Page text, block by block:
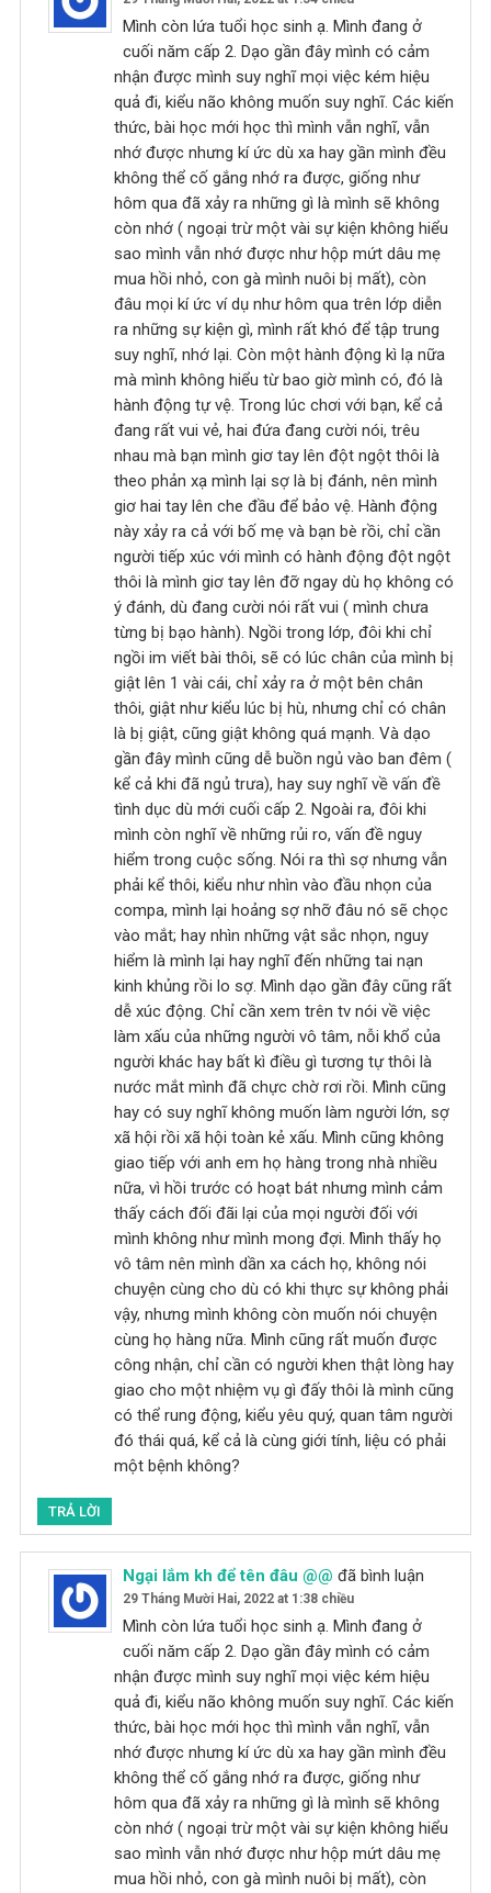
Mình còn lứa tuổi học sinh ạ. Mình đang ở
cuối năm cấp 2. Dạo gần đây mình có cảm
nhận được mình suy nghĩ mọi việc kém hiệu
quả đi, kiểu não không muốn suy nghĩ. Các kiến
thức, bài học mới học thì mình vẫn nghĩ, vẫn
nhớ được nhưng kí ức dù xa hay gần mình đều
không thể cố gắng nhớ ra được, giống như
hôm qua đã xảy ra những gì là mình sẽ không
còn nhớ ( ngoại trừ một vài sự kiện không hiểu
sao mình vẫn nhớ được như hộp mứt dâu mẹ
mua hồi nhỏ, con gà mình nuôi bị mất), còn
đâu mọi kí ức ví dụ như hôm qua trên lớp diễn
ra những sự kiện gì, mình rất khó để tập trung
suy nghĩ, nhớ lại. Còn một hành động kì lạ nữa
mà mình không hiểu từ bao giờ mình có, đó là
hành động tự vệ. Trong lúc chơi với bạn, kể cả
đang rất vui vẻ, hai đứa đang cười nói, trêu
nhau mà bạn mình giơ tay lên đột ngột thôi là
theo phản xạ mình lại sợ là bị đánh, nên mình
giơ hai tay lên che đầu để bảo vệ. Hành động
này xảy ra cả với bố mẹ và bạn bè rồi, chỉ cần
người tiếp xúc với mình có hành động đột ngột
thôi là mình giơ tay lên đỡ ngay dù họ không có
ý đánh, dù đang cười nói rất vui ( mình chưa
từng bị bạo hành). Ngồi trong lớp, đôi khi chỉ
ngồi im viết bài thôi, sẽ có lúc chân của mình bị
giật lên 1 vài cái, chỉ xảy ra ở một bên chân
thôi, giật như kiểu lúc bị hù, nhưng chỉ có chân
là bị giật, cũng giật không quá mạnh. Và dạo
gần đây mình cũng dễ buồn ngủ vào ban đêm (
kể cả khi đã ngủ trưa), hay suy nghĩ về vấn đề
tình dục dù mới cuối cấp 2. Ngoài ra, đôi khi
mình còn nghĩ về những rủi ro, vấn đề nguy
hiểm trong cuộc sống. Nói ra thì sợ nhưng vẫn
phải kể thôi, kiểu như nhìn vào đầu nhọn của
compa, mình lại hoảng sợ nhỡ đâu nó sẽ chọc
vào mắt; hay nhìn những vật sắc nhọn, nguy
hiểm là mình lại hay nghĩ đến những tai nạn
kinh khủng rồi lo sợ. Mình dạo gần đây cũng rất
dễ xúc động. Chỉ cần xem trên tv nói về việc
làm xấu của những người vô tâm, nỗi khổ của
người khác hay bất kì điều gì tương tự thôi là
nước mắt mình đã chực chờ rơi rồi. Mình cũng
hay có suy nghĩ không muốn làm người lớn, sợ
xã hội rồi xã hội toàn kẻ xấu. Mình cũng không
giao tiếp với anh em họ hàng trong nhà nhiều
nữa, vì hồi trước có hoạt bát nhưng mình cảm
thấy cách đối đãi lại của mọi người đối với
mình không như mình mong đợi. Mình thấy họ
vô tâm nên mình dần xa cách họ, không nói
chuyện cùng cho dù có khi thực sự không phải
vậy, nhưng mình không còn muốn nói chuyện
cùng họ hàng nữa. Mình cũng rất muốn được
công nhận, chỉ cần có người khen thật lòng hay
giao cho một nhiệm vụ gì đấy thôi là mình cũng
có thể rung động, kiểu yêu quý, quan tâm người
đó thái quá, kể cả là cùng giới tính, liệu có phải
một bệnh không?
TRẢ LỜI
Ngại lắm kh để tên đâu @@ đã bình luận
29 Tháng Mười Hai, 2022 at 1:38 chiều
Mình còn lứa tuổi học sinh ạ. Mình đang ở
cuối năm cấp 2. Dạo gần đây mình có cảm
nhận được mình suy nghĩ mọi việc kém hiệu
quả đi, kiểu não không muốn suy nghĩ. Các kiến
thức, bài học mới học thì mình vẫn nghĩ, vẫn
nhớ được nhưng kí ức dù xa hay gần mình đều
không thể cố gắng nhớ ra được, giống như
hôm qua đã xảy ra những gì là mình sẽ không
còn nhớ ( ngoại trừ một vài sự kiện không hiểu
sao mình vẫn nhớ được như hộp mứt dâu mẹ
mua hồi nhỏ, con gà mình nuôi bị mất), còn